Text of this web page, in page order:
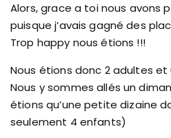
Alors, grace a toi nous avons
puisque j’avais gagné des
Trop happy nous étions !!!
Nous étions donc 2 adultes
Nous y sommes allés un
étions qu’une petite dizaine
seulement 4 enfants)